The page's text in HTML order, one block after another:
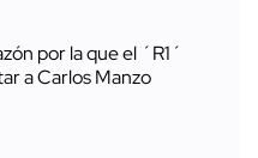
por la que el ´R1´
a Carlos Manzo